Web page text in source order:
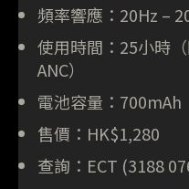
頻率響應：20Hz –
使用時間：25小時
ANC）
電池容量：700mAh
售價：HK$1,280
查詢：ECT (3188